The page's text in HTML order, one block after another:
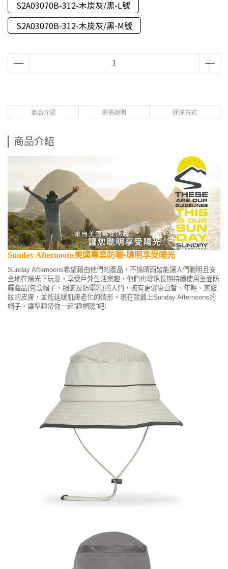
S2A03070B-312-木炭灰/黑-L號
S2A03070B-312-木炭灰/黑-M號
商品介紹 規格說明 運送方式
商品介紹
Sunday Afternoons美國專業防曬•聰明享受陽光
Sunday Afternoons希望藉由他們的產品，不論晴雨皆能讓人們聰明且安
全地在陽光下玩耍，享受戶外生活樂趣，他們也發現長期持續使用全面防
曬產品(包含帽子、服飾及防曬乳)的人們，擁有更健康白皙、年輕、無皺
紋的皮膚，並能延緩肌膚老化的情形。現在就戴上Sunday Afternoons的
帽子，讓墾趣帶你一起”趣帽險”吧!